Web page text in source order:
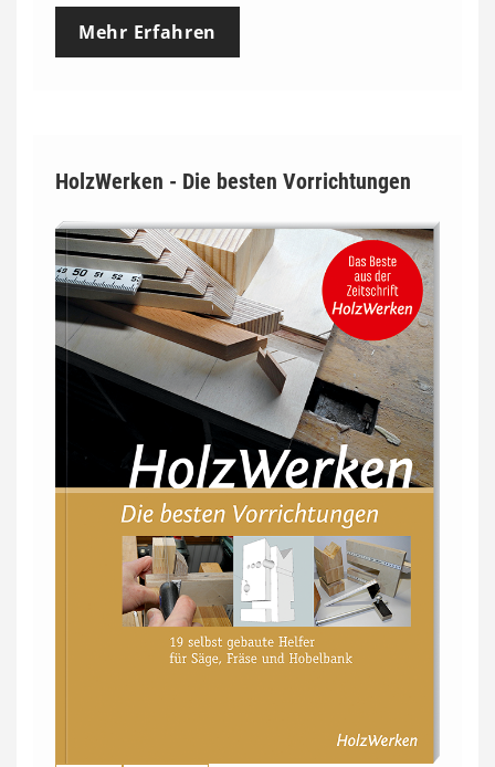
Mehr Erfahren
HolzWerken - Die besten Vorrichtungen